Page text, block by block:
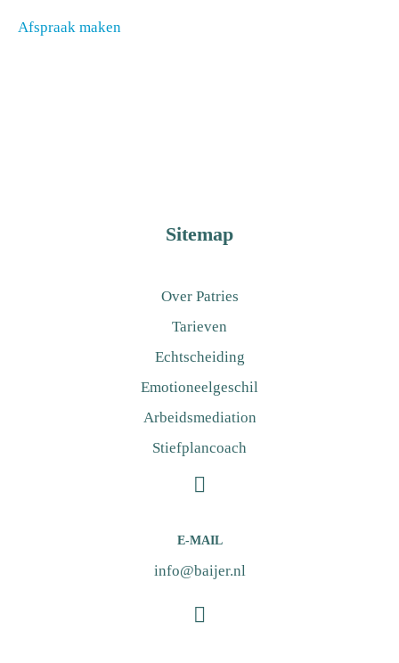
Afspraak maken
Sitemap
Over Patries
Tarieven
Echtscheiding
Emotioneelgeschil
Arbeidsmediation
Stiefplancoach
E-MAIL
info@baijer.nl